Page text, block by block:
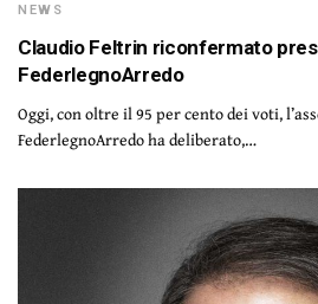
NEWS
Claudio Feltrin riconfermato
FederlegnoArredo
Oggi, con oltre il 95 per cento dei voti,
FederlegnoArredo ha deliberato,…